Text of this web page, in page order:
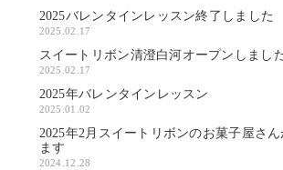
2025バレンタインレッスン終了しました
2025.02.17
スイートリボン清澄白河オープンしまし
2025.02.17
2025年バレンタインレッスン
2025.01.02
2025年2月スイートリボンのお菓子屋さ
ます
2024.12.28